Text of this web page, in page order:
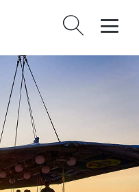
Vyhledávání
Degustace jídla